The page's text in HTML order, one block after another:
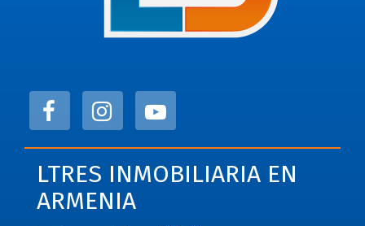
LTRES INMOBILIARIA EN
ARMENIA